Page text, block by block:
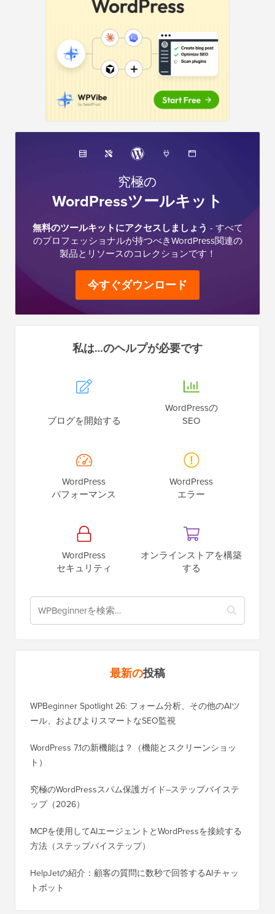
究極の
WordPressツールキット
無料のツールキットにアクセスしましょう - すべて
のプロフェッショナルが持つべきWordPress関連の
製品とリソースのコレクションです！
今すぐダウンロード
私は…のヘルプが必要です
ブログを開始する
WordPressの
SEO
WordPress
パフォーマンス
WordPress
エラー
WordPress
セキュリティ
オンラインストアを構築
する
最新の投稿
WPBeginner Spotlight 26: フォーム分析、その他のAIツ
ール、およびよりスマートなSEO監視
WordPress 7.1の新機能は？（機能とスクリーンショッ
ト）
究極のWordPressスパム保護ガイド–ステップバイステ
ップ（2026）
MCPを使用してAIエージェントとWordPressを接続する
方法（ステップバイステップ）
HelpJetの紹介：顧客の質問に数秒で回答するAIチャッ
トボット